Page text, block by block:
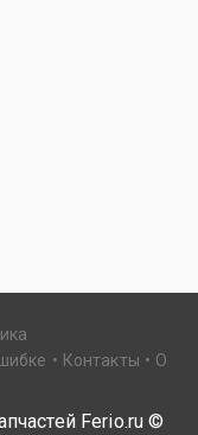
Контакты
О
Ferio.ru ©